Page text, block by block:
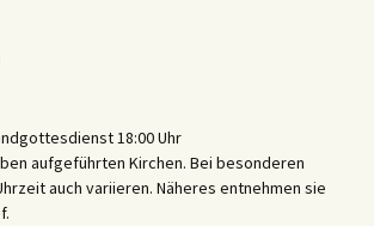
18:00 Uhr
aufgeführten Kirchen. Bei besonderen
auch variieren. Näheres entnehmen sie